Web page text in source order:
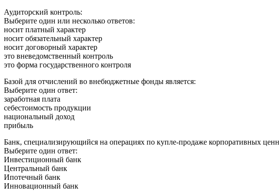
Аудиторский контроль:
Выберите один или несколько ответов:
носит платный характер
носит обязательный характер
носит договорный характер
это вневедомственный контроль
это форма государственного контроля
Базой для отчислений во внебюджетные фонды является:
Выберите один ответ:
заработная плата
себестоимость продукции
национальный доход
прибыль
Банк, специализирующийся на операциях по купле-продаже корпоративных
Выберите один ответ:
Инвестиционный банк
Центральный банк
Ипотечный банк
Инновационный банк